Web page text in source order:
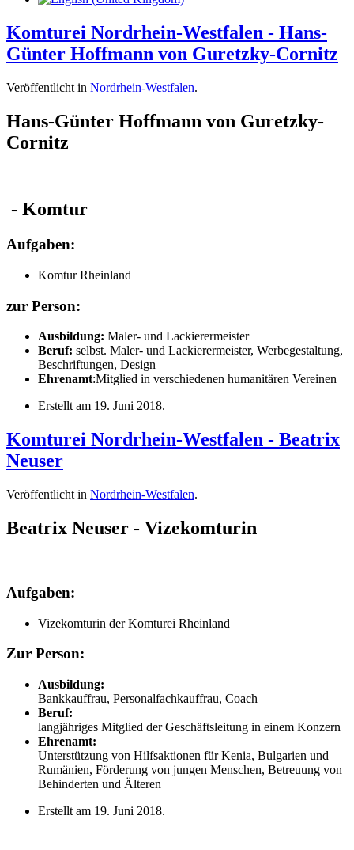
Komturei Nordrhein-Westfalen - Hans-
Günter Hoffmann von Guretzky-Cornitz
Veröffentlicht in Nordrhein-Westfalen.
Hans-Günter Hoffmann von Guretzky-
Cornitz
- Komtur
Aufgaben:
Komtur Rheinland
zur Person:
Ausbildung: Maler- und Lackierermeister
Beruf: selbst. Maler- und Lackierermeister, Werbegestaltung,
Beschriftungen, Design
Ehrenamt:Mitglied in verschiedenen humanitären Vereinen
Erstellt am 19. Juni 2018.
Komturei Nordrhein-Westfalen - Beatrix
Neuser
Veröffentlicht in Nordrhein-Westfalen.
Beatrix Neuser - Vizekomturin
Aufgaben:
Vizekomturin der Komturei Rheinland
Zur Person:
Ausbildung:
Bankkauffrau, Personalfachkauffrau, Coach
Beruf:
langjähriges Mitglied der Geschäftsleitung in einem Konzern
Ehrenamt:
Unterstützung von Hilfsaktionen für Kenia, Bulgarien und
Rumänien, Förderung von jungen Menschen, Betreuung von
Behinderten und Älteren
Erstellt am 19. Juni 2018.